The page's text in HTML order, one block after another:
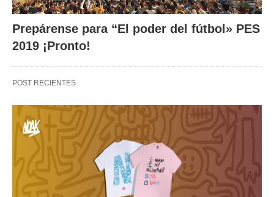
Prepárense para “El poder del fútbol» PES
2019 ¡Pronto!
POST RECIENTES